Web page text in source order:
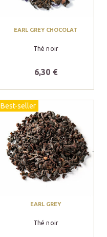
EARL GREY CHOCOLAT
Thé noir
6,30 €
Best-seller
EARL GREY
Thé noir